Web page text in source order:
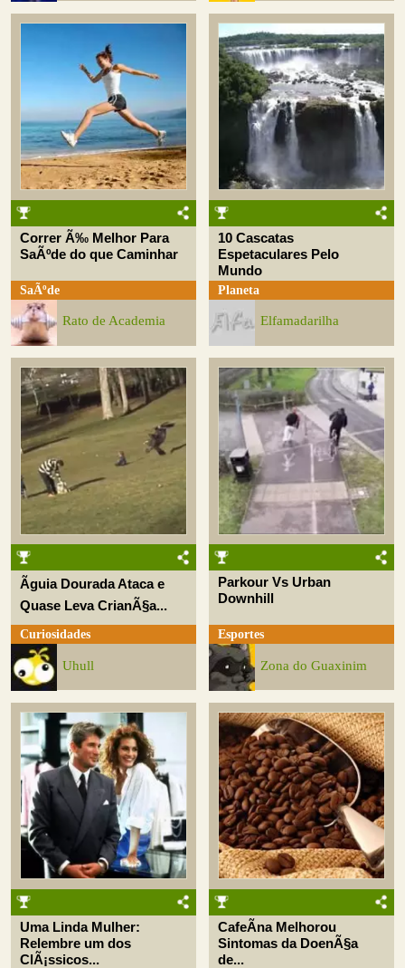
Correr Ã‰ Melhor Para
SaÃºde do que Caminhar
SaÃºde
Rato de Academia
10 Cascatas
Espetaculares Pelo
Mundo
Planeta
Elfamadarilha
Ãguia Dourada Ataca e
Quase Leva CrianÃ§a...
Curiosidades
Uhull
Parkour Vs Urban
Downhill
Esportes
Zona do Guaxinim
Uma Linda Mulher:
Relembre um dos
ClÃ¡ssicos...
CafeÃ­na Melhorou
Sintomas da DoenÃ§a
de...